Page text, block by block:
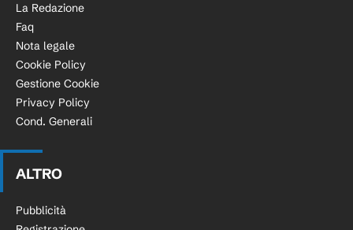
La Redazione
Faq
Nota legale
Cookie Policy
Gestione Cookie
Privacy Policy
Cond. Generali
ALTRO
Pubblicità